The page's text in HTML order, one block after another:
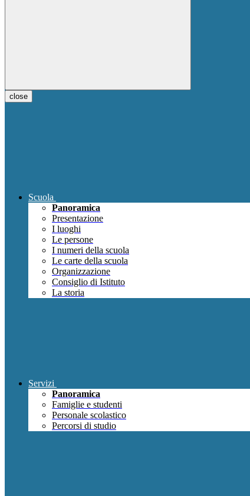
close
Scuola
Panoramica
Presentazione
I luoghi
Le persone
I numeri della scuola
Le carte della scuola
Organizzazione
Consiglio di Istituto
La storia
Servizi
Panoramica
Famiglie e studenti
Personale scolastico
Percorsi di studio